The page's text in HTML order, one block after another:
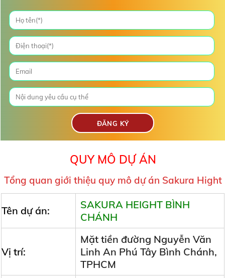
QUY MÔ DỰ ÁN
Tổng quan giới thiệu quy mô dự án Sakura Hight
Tên dự án:
SAKURA HEIGHT BÌNH
CHÁNH
Vị trí:
Mặt tiền đường Nguyễn Văn
Linh An Phú Tây Bình Chánh,
TPHCM